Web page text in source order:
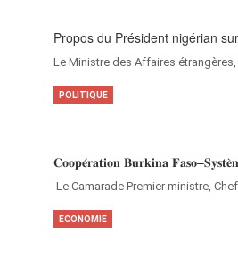
Propos du Président nigérian
Le Ministre des Affaires étrangères,
𝐂𝐨𝐨𝐩𝐞́𝐫𝐚𝐭𝐢𝐨𝐧 𝐁𝐮𝐫𝐤𝐢𝐧𝐚
‎Le Camarade Premier ministre, Chef
POLITIQUE
ECONOMIE